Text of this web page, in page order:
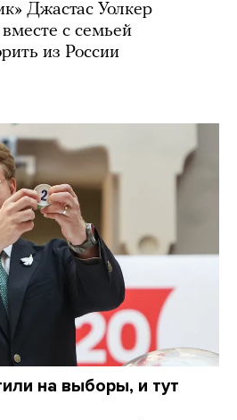
Джастас Уолкер
вместе с семьей
из России
на выборы, и тут